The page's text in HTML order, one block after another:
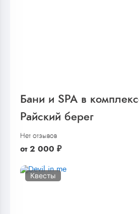
Бани и SPA в
Райский берег
Нет отзывов
от 2 000 ₽
Квесты